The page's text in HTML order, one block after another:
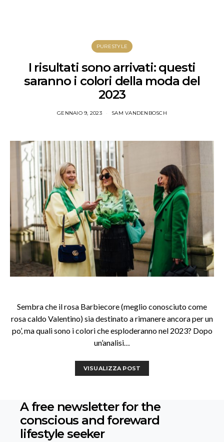
PURESTYLE
I risultati sono arrivati: questi
saranno i colori della moda del
2023
GENNAIO 9, 2023 SAM VANDENBOSCH
Sembra che il rosa Barbiecore (meglio conosciuto come
rosa caldo Valentino) sia destinato a rimanere ancora per un
po’, ma quali sono i colori che esploderanno nel 2023? Dopo
un’analisi…
VISUALIZZA POST
A free newsletter for the
conscious and foreward
lifestyle seeker